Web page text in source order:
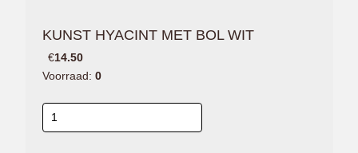
KUNST HYACINT MET BOL WIT
€14.50
Voorraad: 0